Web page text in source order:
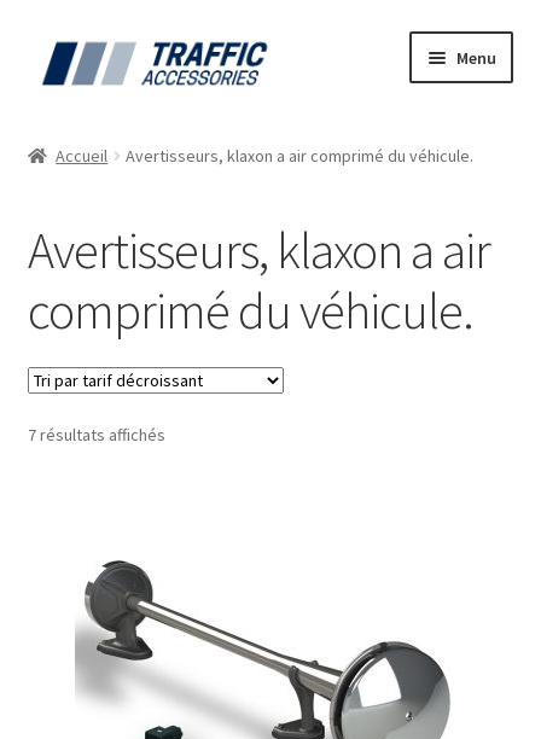
Aller
Aller
au
Menu
Contactez Nous
Mon compte
Notre Catalogue
Offre d’emplois – Vous êtes étudiant(e), dynamique &
Validation de la commande
Accueil Avertisseurs, klaxon a air comprimé du véhicule.
Avertisseurs, klaxon a air
comprimé du véhicule.
7 résultats affichésTrié